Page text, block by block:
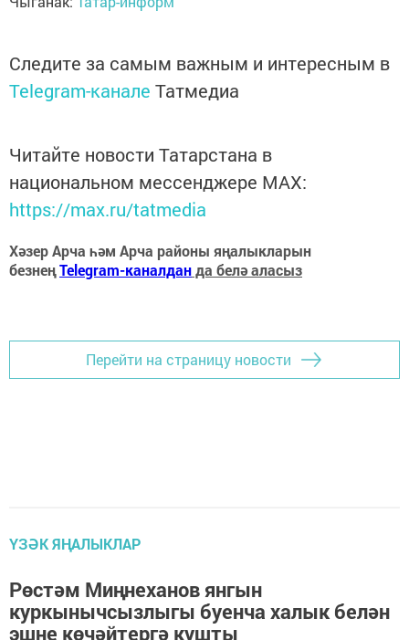
Следите за самым важным и интересным в
Telegram-канале Татмедиа
Читайте новости Татарстана в
национальном мессенджере MАХ:
https://max.ru/tatmedia
Хәзер Арча һәм Арча районы яңалыкларын
безнеңTelegram-каналданда белә аласыз
Перейти на страницу новости
ҮЗӘК ЯҢАЛЫКЛАР
Рөстәм Миңнеханов янгын
куркынычсызлыгы буенча халык белән
эшне көчәйтергә кушты